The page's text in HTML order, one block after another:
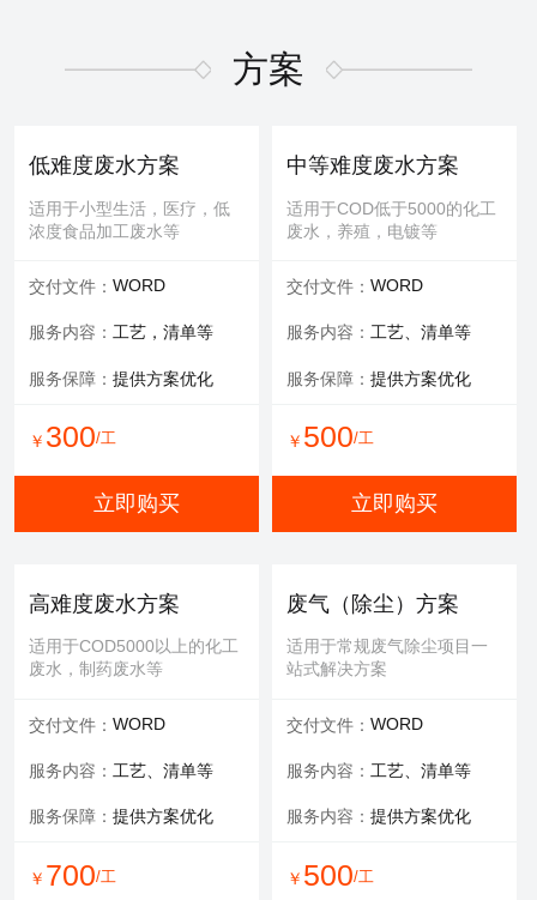
制，增加或删减功能版块等
维修内容：提供编程服务
可选服务：提供管线材料
立即购买
式膜，板式膜，陶瓷膜等
可选服务：提供清洗药剂
服务保障：通量至70%
立即购买
有限空间作业
适用于一体化设备内部，
井，窖，地下操作室等
安全保障：专业设备持证
服务内容：清理，维修等
立即购买
填料更换
适用于河道，池塘，景观
水，污水池体，环保设备等
可选服务：填料购买
立即购买
设备清洗
方案
低难度废水方案
适用于小型生活，医疗，低
浓度食品加工废水等
交付文件： WORD
服务内容： 工艺，清单等
服务保障： 提供方案优化
￥ 300/工
立即购买
中等难度废水方案
适用于COD低于5000的化工
废水，养殖，电镀等
交付文件： WORD
服务内容： 工艺、清单等
服务保障： 提供方案优化
￥ 500/工
立即购买
高难度废水方案
适用于COD5000以上的化工
废水，制药废水等
交付文件： WORD
服务内容： 工艺、清单等
服务保障： 提供方案优化
￥ 700/工
废气（除尘）方案
适用于常规废气除尘项目一
站式解决方案
交付文件： WORD
服务内容： 工艺、清单等
服务内容： 提供方案优化
￥ 500/工